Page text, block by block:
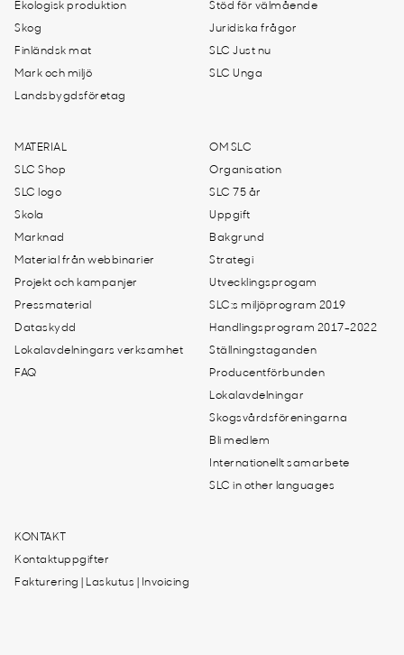
Ekologisk produktion
Skog
Finländsk mat
Mark och miljö
Landsbygdsföretag
Stöd för välmående
Juridiska frågor
SLC Just nu
SLC Unga
MATERIAL
SLC Shop
SLC logo
Skola
Marknad
Material från webbinarier
Projekt och kampanjer
Pressmaterial
Dataskydd
Lokalavdelningars verksamhet
FAQ
OM SLC
Organisation
SLC 75 år
Uppgift
Bakgrund
Strategi
Utvecklingsprogam
SLC:s miljöprogram 2019
Handlingsprogram 2017-2022
Ställningstaganden
Producentförbunden
Lokalavdelningar
Skogsvårdsföreningarna
Bli medlem
Internationellt samarbete
SLC in other languages
KONTAKT
Kontaktuppgifter
Fakturering | Laskutus | Invoicing